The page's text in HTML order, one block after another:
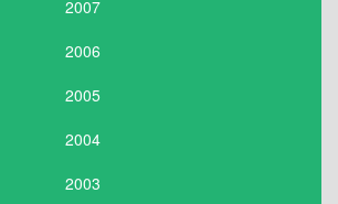
2007
2006
2005
2004
2003